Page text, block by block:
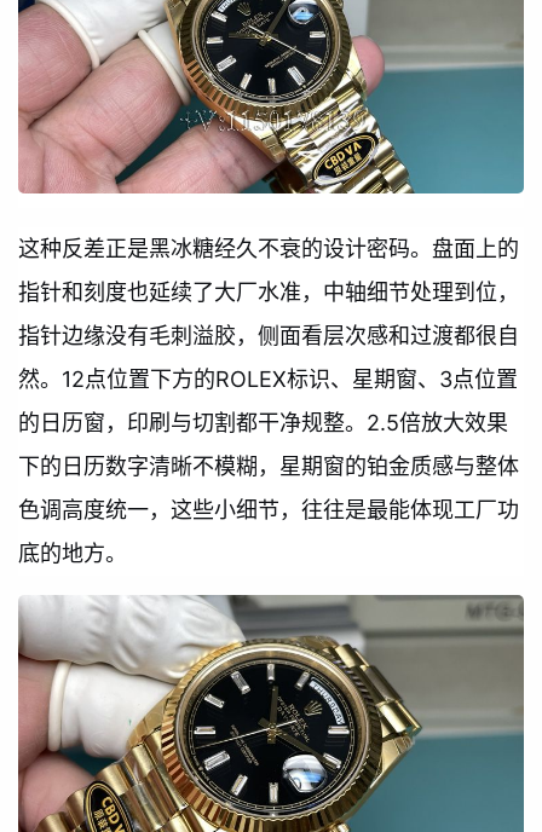
这种反差正是黑冰糖经久不衰的设计密码。盘面上的
指针和刻度也延续了大厂水准，中轴细节处理到位，
指针边缘没有毛刺溢胶，侧面看层次感和过渡都很自
然。12点位置下方的ROLEX标识、星期窗、3点位置
的日历窗，印刷与切割都干净规整。2.5倍放大效果
下的日历数字清晰不模糊，星期窗的铂金质感与整体
色调高度统一，这些小细节，往往是最能体现工厂功
底的地方。